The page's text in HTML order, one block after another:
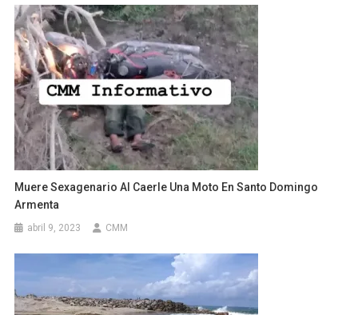
Muere Sexagenario Al Caerle Una Moto En Santo Domingo
Armenta
abril 9, 2023 CMM